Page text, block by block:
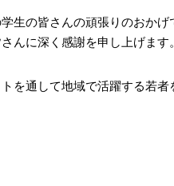
生の皆さんの頑張りのおかげ
んに深く感謝を申し上げます。
を通して地域で活躍する若者